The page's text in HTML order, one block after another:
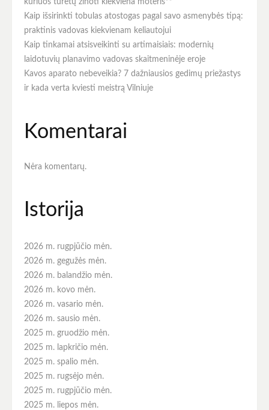
kuriuos turėtų žinoti kiekviena moteris**
Kaip išsirinkti tobulas atostogas pagal savo asmenybės tipą:
praktinis vadovas kiekvienam keliautojui
Kaip tinkamai atsisveikinti su artimaisiais: modernių
laidotuvių planavimo vadovas skaitmeninėje eroje
Kavos aparato nebeveikia? 7 dažniausios gedimų priežastys
ir kada verta kviesti meistrą Vilniuje
Komentarai
Nėra komentarų.
Istorija
2026 m. rugpjūčio mėn.
2026 m. gegužės mėn.
2026 m. balandžio mėn.
2026 m. kovo mėn.
2026 m. vasario mėn.
2026 m. sausio mėn.
2025 m. gruodžio mėn.
2025 m. lapkričio mėn.
2025 m. spalio mėn.
2025 m. rugsėjo mėn.
2025 m. rugpjūčio mėn.
2025 m. liepos mėn.